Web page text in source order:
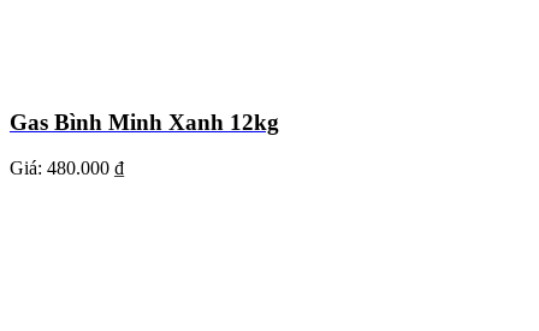
Gas Bình Minh Xanh 12kg
Giá: 480.000 ₫